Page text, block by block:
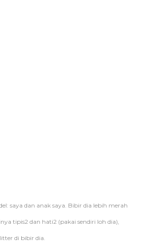
saya dan anak saya. Bibir dia lebih merah
tipis2 dan hati2 (pakai sendiri loh dia),
di bibir dia.